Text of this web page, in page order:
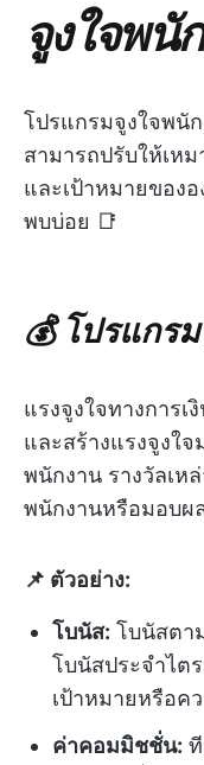
จูงใจพนั
โปรแกรมจูงใจพนั
สามารถปรับให้เห
และเป้าหมายของ
พบบ่อย 📑
💰 โปรแกร
แรงจูงใจทางการเ
และสร้างแรงจูงใ
พนักงาน รางวัลเห
พนักงานหรือมอบผ
📌 ตัวอย่าง:
โบนัส: โบนัสตา
โบนัสประจำไต
เป้าหมายหรือค
ค่าคอมมิชชั่น: